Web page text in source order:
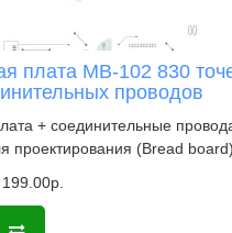
плата MB-102 830
проводов
+ соединительные
проектирования (Bread